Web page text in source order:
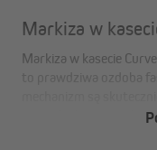
Markiza w
Markiza w kasecie
to prawdziwa ozdoba
pozwala dopasować